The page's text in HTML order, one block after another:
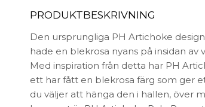
Soffor
Stolsdynor
Klockor
Kök &
PRODUKTBESKRIVNING
Den ursprungliga PH Artichoke
hade en blekrosa nyans på insidan
Med inspiration från detta har PH
ett har fått en blekrosa färg som ger
du väljer att hänga den i hallen, över